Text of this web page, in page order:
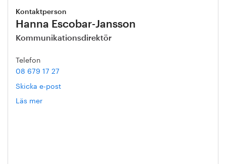
Kontaktperson
Hanna Escobar-Jansson
Kommunikationsdirektör
Telefon
08 679 17 27
Skicka e-post
Läs mer